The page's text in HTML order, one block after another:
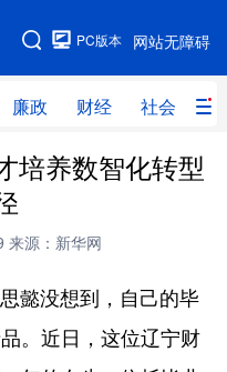
网站无障碍
PC版本
廉政 财经 社会 科
时政 人事
直播 无人机
培养数智化转型
来源：新华网
没想到，自己的毕
。近日，这位辽宁财